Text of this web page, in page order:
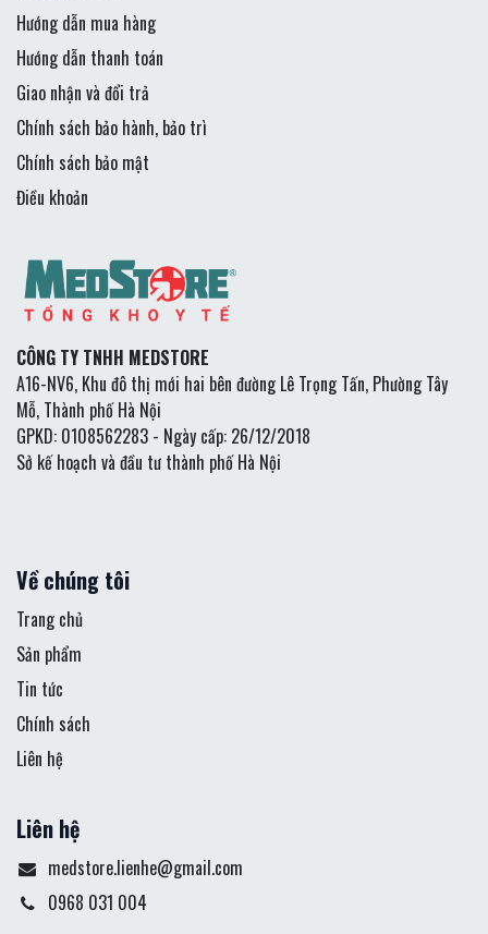
Hướng dẫn mua hàng
Hướng dẫn thanh toán
Giao nhận và đổi trả
Chính sách bảo hành, bảo trì
Chính sách bảo mật
Điều khoản
CÔNG TY TNHH MEDSTORE
A16-NV6, Khu đô thị mới hai bên đường Lê Trọng Tấn, Phường Tây
Mỗ, Thành phố Hà Nội
GPKD: 0108562283 - Ngày cấp: 26/12/2018
Sở kế hoạch và đầu tư thành phố Hà Nội
Về chúng tôi
Trang chủ
Sản phẩm
Tin tức
Chính sách
Liên hệ
Liên hệ
medstore.lienhe@gmail.com
0968 031 004